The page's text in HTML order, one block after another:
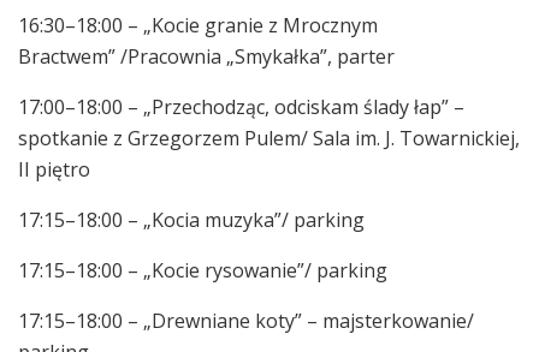
16:30–18:00 – „Kocie granie z Mrocznym
Bractwem” /Pracownia „Smykałka”, parter
17:00–18:00 – „Przechodząc, odciskam ślady łap” –
spotkanie z Grzegorzem Pulem/ Sala im. J. Towarnickiej,
II piętro
17:15–18:00 – „Kocia muzyka”/ parking
17:15–18:00 – „Kocie rysowanie”/ parking
17:15–18:00 – „Drewniane koty” – majsterkowanie/